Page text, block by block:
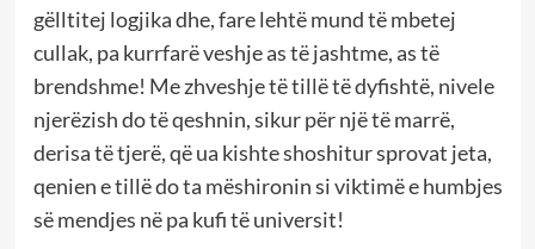
gëlltitej logjika dhe, fare lehtë mund të mbetej
cullak, pa kurrfarë veshje as të jashtme, as të
brendshme! Me zhveshje të tillë të dyfishtë, nivele
njerëzish do të qeshnin, sikur për një të marrë,
derisa të tjerë, që ua kishte shoshitur sprovat jeta,
qenien e tillë do ta mëshironin si viktimë e humbjes
së mendjes në pa kufi të universit!